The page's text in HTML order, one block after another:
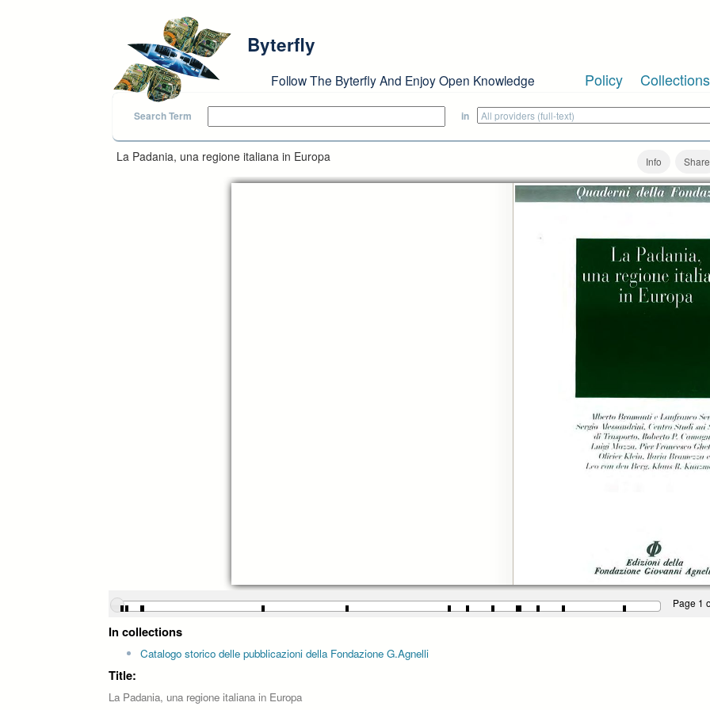
Byterfly
Follow The Byterfly And Enjoy Open Knowledge Policy Collections
Search Term in
La Padania, una regione italiana in Europa Info Share
Page 1
In collections
Catalogo storico delle pubblicazioni della Fondazione G.Agnelli
Title:
La Padania, una regione italiana in Europa